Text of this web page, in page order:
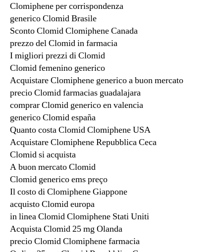
Clomiphene per corrispondenza
generico Clomid Brasile
Sconto Clomid Clomiphene Canada
prezzo del Clomid in farmacia
I migliori prezzi di Clomid
Clomid femenino generico
Acquistare Clomiphene generico a buon mercato
precio Clomid farmacias guadalajara
comprar Clomid generico en valencia
generico Clomid españa
Quanto costa Clomid Clomiphene USA
Acquistare Clomiphene Repubblica Ceca
Clomid si acquista
A buon mercato Clomid
Clomid generico ems preço
Il costo di Clomiphene Giappone
acquisto Clomid europa
in linea Clomid Clomiphene Stati Uniti
Acquista Clomid 25 mg Olanda
precio Clomid Clomiphene farmacia